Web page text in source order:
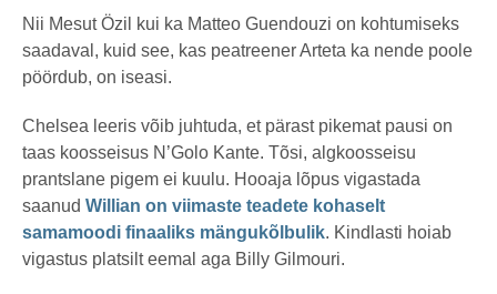
Nii Mesut Özil kui ka Matteo Guendouzi on kohtumiseks
saadaval, kuid see, kas peatreener Arteta ka nende poole
pöördub, on iseasi.
Chelsea leeris võib juhtuda, et pärast pikemat pausi on
taas koosseisus N’Golo Kante. Tõsi, algkoosseisu
prantslane pigem ei kuulu. Hooaja lõpus vigastada
saanud Willian on viimaste teadete kohaselt
samamoodi finaaliks mängukõlbulik. Kindlasti hoiab
vigastus platsilt eemal aga Billy Gilmouri.